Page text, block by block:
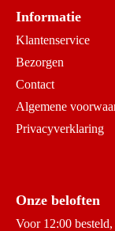
Informatie
Klantenservice
Bezorgen
Contact
Algemene
Privacyverklaring
Onze beloften
Voor 12:00